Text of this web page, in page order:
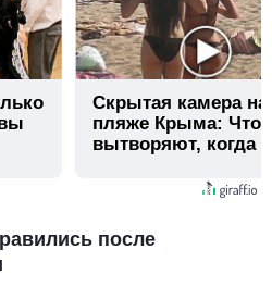
Скрытая камера на
пляже Крыма: Что
вытворяют, когда
после